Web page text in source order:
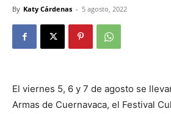
By Katy Cárdenas - 5 agosto, 2022
El viernes 5, 6 y 7 de agosto se
Armas de Cuernavaca, el Festival